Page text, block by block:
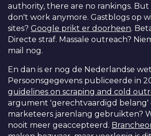
authority, there are no rankings.
don't work anymore. Gastblogs op
sites? Google prikt er doorheen.
Directe straf. Massale outreach?
mail nog.
En dan is er nog de Nederlandse
Persoonsgegevens publiceerde in
guidelines on scraping and cold
argument 'gerechtvaardigd belang'
marketeers jarenlang gebruikten?
nooit meer geaccepteerd.